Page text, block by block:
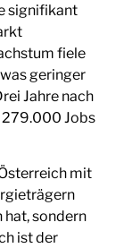
signifikant
fiele
geringer
Jahre nach
279.000 Jobs
mit
hat, sondern
ist der